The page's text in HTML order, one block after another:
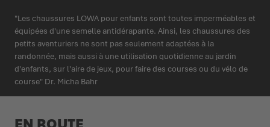
"Les chaussures LOWA pour enfants sont toutes imperméables et
équipées d'une semelle antidérapante. Ainsi, les chaussures des
petits aventuriers ne sont pas seulement adaptées à la
randonnée, mais aussi à une utilisation quotidienne au jardin
d'enfants, sur l'aire de jeux, pour faire des courses ou du vélo de
course" Dr. Micha Bahr